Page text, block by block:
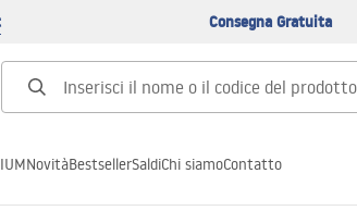
Consegna Gratuita
NovitàBestsellerSaldiChi siamoContatto